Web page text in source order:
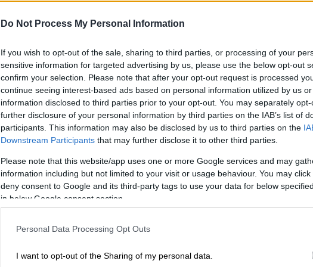
Do Not Process My Personal Information
If you wish to opt-out of the sale, sharing to third parties, or processing of your
sensitive information for targeted advertising by us, please use the below opt-out
confirm your selection. Please note that after your opt-out request is processed
continue seeing interest-based ads based on personal information utilized by us
information disclosed to third parties prior to your opt-out. You may separately
further disclosure of your personal information by third parties on the IAB’s list of
participants. This information may also be disclosed by us to third parties on the
Downstream Participants that may further disclose it to other third parties.
Please note that this website/app uses one or more Google services and may
information including but not limited to your visit or usage behaviour. You may
deny consent to Google and its third-party tags to use your data for below
in below Google consent section.
Personal Data Processing Opt Outs
I want to opt-out of the Sharing of my personal data.
Η διάσωση αυτή έρχεται σε μια
της από τα χτυπήματα του Εγκέλαδου
- Οι αγνοούμενοι ξεπερνούν τους
50.000 και οι νεκροί είναι
τουλάχιστον 920
Πάτρα: Δεν υφίσταται
κακοποίηση για το βρέφος που
νοσηλεύεται με τραύματα στο
Τι λέει η ιατροδικαστής